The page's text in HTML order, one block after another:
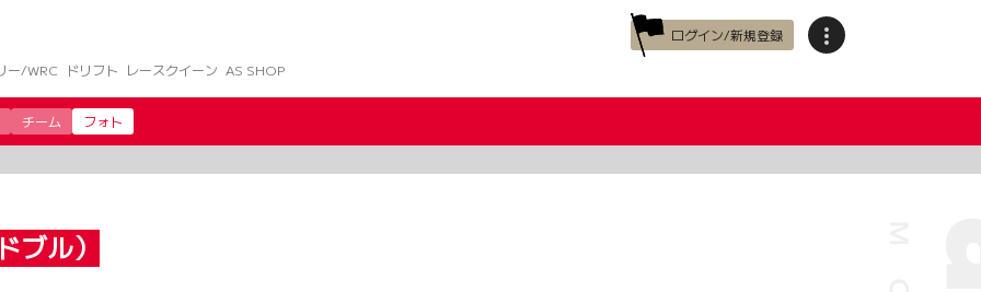
ログイン/新規登録
ー/WRC
ドリフト レースクイーン AS SHOP
チーム フォト
ブル）